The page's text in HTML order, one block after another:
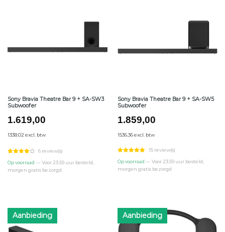
Sony Bravia Theatre Bar 9 + SA-SW3
Subwoofer
1.619,00
1338.02 excl. btw
6 review(s)
Op voorraad — Voor 23.59 uur besteld,
morgen gratis bezorgd
Sony Bravia Theatre Bar 9 + SA-SW5
Subwoofer
1.859,00
1536.36 excl. btw
15 review(s)
Op voorraad — Voor 23.59 uur besteld,
morgen gratis bezorgd
Aanbieding Aanbieding